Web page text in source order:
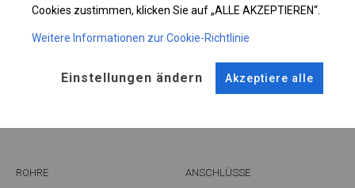
Plane ändern
KONSTRUKTION
ROHRE ANSCHLÜSSE
Cookies zustimmen, klicken Sie auf „ALLE AKZEPTIEREN“.
Weitere Informationen zur Cookie-Richtlinie
Einstellungen ändern Akzeptiere alle